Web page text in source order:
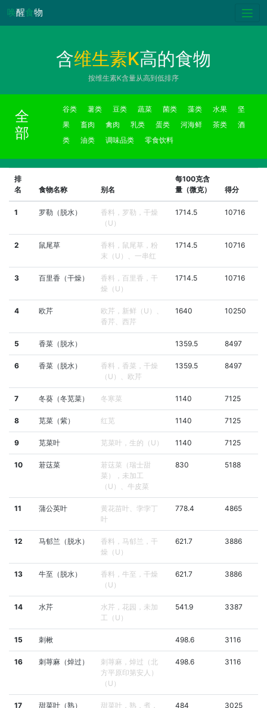
唤醒食物
含维生素K高的食物
按维生素K含量从高到低排序
全
部
谷类 薯类 豆类 蔬菜 菌类 藻类 水果
坚
果
畜肉 禽肉 乳类 蛋类 河海鲜 茶类
酒
类
油类 调味品类 零食饮料
排
名
食物名称 别名
每100克含
量（微克）
得分
1 罗勒（脱水）
香料，罗勒，干燥
（U）
1714.5 10716
2 鼠尾草
香料，鼠尾草，粉
末（U）、一串红
1714.5 10716
3 百里香（干燥）
香料，百里香，干
燥（U）
1714.5 10716
4 欧芹
欧芹，新鲜（U）、
香芹、西芹
1640 10250
5 香菜（脱水） 1359.5 8497
6 香菜（脱水）
香料，香菜，干燥
（U）、欧芹
1359.5 8497
7 冬葵（冬苋菜） 冬寒菜 1140 7125
8 苋菜（紫） 红苋 1140 7125
9 苋菜叶 苋菜叶，生的（U） 1140 7125
10 莙荙菜
莙荙菜（瑞士甜
菜），未加工
（U）、牛皮菜
830 5188
11 蒲公英叶
黄花苗叶、孛孛丁
叶
778.4 4865
12 马郁兰（脱水）
香料，马郁兰，干
燥（U）
621.7 3886
13 牛至（脱水）
香料，牛至，干燥
（U）
621.7 3886
14 水芹
水芹，花园，未加
工（U）
541.9 3387
15 刺楸 498.6 3116
16 刺荨麻（焯过）
刺荨麻，焯过（北
方平原印第安人）
（U）
498.6 3116
17 甜菜叶（熟）
甜菜叶，熟，煮，
484 3025